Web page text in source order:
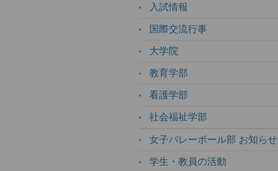
入試情報
国際交流行事
大学院
教育学部
看護学部
社会福祉学部
女子バレーボール部 お知らせ
学生・教員の活動